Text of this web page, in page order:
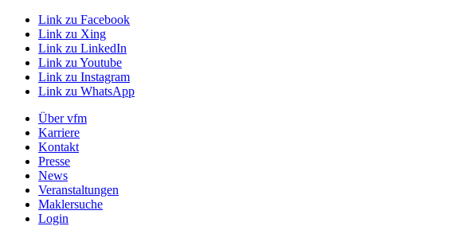
Link zu Facebook
Link zu Xing
Link zu LinkedIn
Link zu Youtube
Link zu Instagram
Link zu WhatsApp
Über vfm
Karriere
Kontakt
Presse
News
Veranstaltungen
Maklersuche
Login